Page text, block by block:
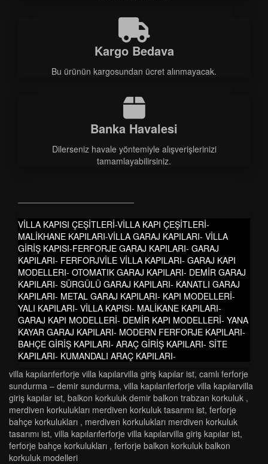
Kargo Bedava
Bu ürünün kargosundan ücret alınmayacak.
Banka Havalesi
Dilerseniz havale yöntemiyle alışverişlerinizi
tamamlayabilirsiniz.
VİLLA KAPISI ÇEŞİTLERİ-VİLLA KAPI ÇEŞİTLERİ-
MALİKHANE KAPILARI-VİLLA GARAJ KAPILARI- VİLLA
GİRİŞ KAPISI-FERFORJE GARAJ KAPILARI- GARAJ
KAPILARI- FERFORJVİLE VİLLA KAPILARI- GARAJ KAPI
MODELLERI- OTOMATIK GARAJ KAPILARI- DEMİR GARAJ
KAPILARI- SÜRGÜLÜ GARAJ KAPILARI- KANATLI GARAJ
KAPILARI- METAL GARAJ KAPILARI- KAPI MODELLERİ-
YALI KAPILARI- VİLLA KAPISI- MALİKANE KAPILARI-
GARAJ KAPI MODELLERİ- DEMİR KAPI MODELLERİ- YANA
KAYAR GARAJ KAPILARI- MODERN FERFORJE KAPILARI-
BAHÇE GİRİŞ KAPILARI- ARAÇ GİRİŞ KAPILARI- SİTE
KAPILARI- KUMANDALI ARAÇ KAPILARI-
vi̇lla kapilariferforje vi̇lla kapilarvi̇lla gi̇ri̇ş kapilar ist, camlı ferforje
sundurma – demir sundurma, vi̇lla kapilariferforje vi̇lla kapilarvi̇lla
gi̇ri̇ş kapilar ist, balkon korkuluk demir balkon trabzan korkuluk ,
merdi̇ven korkuluklari merdi̇ven korkuluk tasarimi ist, ferforje
bahçe korkulukları , merdi̇ven korkuluklari merdi̇ven korkuluk
tasarimi ist, vi̇lla kapilariferforje vi̇lla kapilarvi̇lla gi̇ri̇ş kapilar ist,
ferforje bahçe korkulukları , ferforje balkon korkuluk balkon
korkuluk modelleri̇